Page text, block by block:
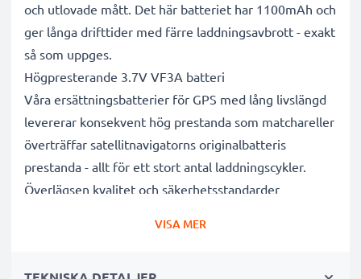
och utlovade mått. Det här batteriet har 1100mAh och
ger långa drifttider med färre laddningsavbrott - exakt
så som uppges.
Högpresterande 3.7V VF3A batteri
Våra ersättningsbatterier för GPS med lång livslängd
levererar konsekvent hög prestanda som matchareller
överträffar satellitnavigatorns originalbatteris
prestanda - allt för ett stort antal laddningscykler.
Överlägsen kvalitet och säkerhetsstandarder
VISA MER